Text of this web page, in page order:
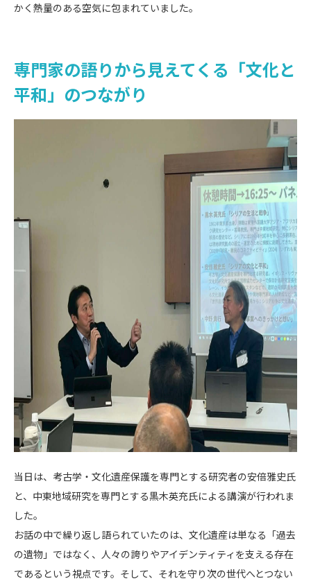
かく熱量のある空気に包まれていました。
専門家の語りから見えてくる「文化と
平和」のつながり
当日は、考古学・文化遺産保護を専門とする研究者の安倍雅史氏
と、中東地域研究を専門とする黒木英充氏による講演が行われま
した。
お話の中で繰り返し語られていたのは、文化遺産は単なる「過去
の遺物」ではなく、人々の誇りやアイデンティティを支える存在
であるという視点です。そして、それを守り次の世代へとつない